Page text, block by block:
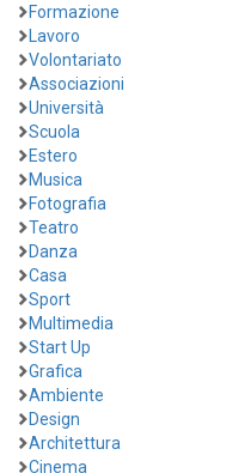
Formazione
Lavoro
Volontariato
Associazioni
Università
Scuola
Estero
Musica
Fotografia
Teatro
Danza
Casa
Sport
Multimedia
Start Up
Grafica
Ambiente
Design
Architettura
Cinema